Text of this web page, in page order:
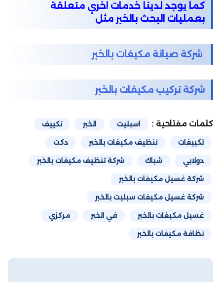
كما يوجد لدينا خدمات اخري متعلقة
بعمليات البحث بالخبر مثل
شركة صيانة مكيفات بالخبر
شركة تركيب مكيفات بالخبر
كلمات مفتاحية : اسبليت الخبر تكييف
تكييفات تنظيف مكيفات بالخبر دكت
دولابي شباك شركة تنظيف مكيفات بالخبر
شركة غسيل مكيفات بالخبر
شركة غسيل مكيفات سبليت بالخبر
غسيل مكيفات بالخبر في الخبر مركزي
نظافة مكيفات بالخبر